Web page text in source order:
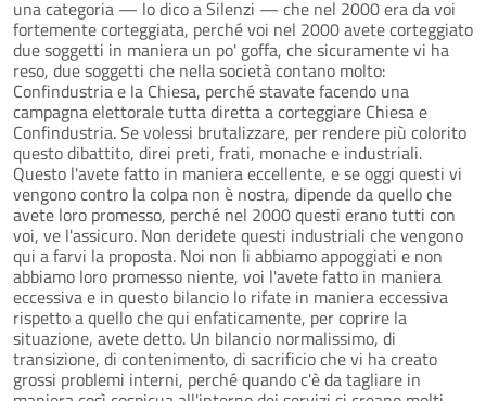
una categoria — lo dico a Silenzi — che nel 2000 era da voi
fortemente corteggiata, perché voi nel 2000 avete corteggiato
due soggetti in maniera un po' goffa, che sicuramente vi ha
reso, due soggetti che nella società contano molto:
Confindustria e la Chiesa, perché stavate facendo una
campagna elettorale tutta diretta a corteggiare Chiesa e
Confindustria. Se volessi brutalizzare, per rendere più colorito
questo dibattito, direi preti, frati, monache e industriali.
Questo l'avete fatto in maniera eccellente, e se oggi questi vi
vengono contro la colpa non è nostra, dipende da quello che
avete loro promesso, perché nel 2000 questi erano tutti con
voi, ve l'assicuro. Non deridete questi industriali che vengono
qui a farvi la proposta. Noi non li abbiamo appoggiati e non
abbiamo loro promesso niente, voi l'avete fatto in maniera
eccessiva e in questo bilancio lo rifate in maniera eccessiva
rispetto a quello che qui enfaticamente, per coprire la
situazione, avete detto. Un bilancio normalissimo, di
transizione, di contenimento, di sacrificio che vi ha creato
grossi problemi interni, perché quando c'è da tagliare in